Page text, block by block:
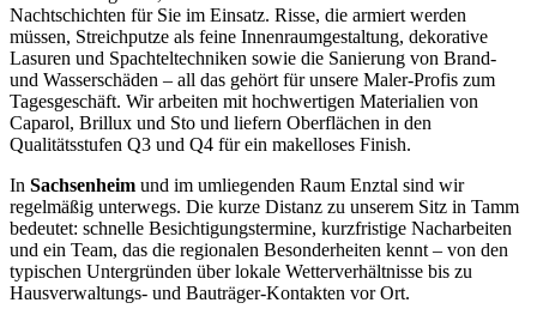
Nachtschichten für Sie im Einsatz. Risse, die armiert werden
müssen, Streichputze als feine Innenraumgestaltung, dekorative
Lasuren und Spachteltechniken sowie die Sanierung von Brand-
und Wasserschäden – all das gehört für unsere Maler-Profis zum
Tagesgeschäft. Wir arbeiten mit hochwertigen Materialien von
Caparol, Brillux und Sto und liefern Oberflächen in den
Qualitätsstufen Q3 und Q4 für ein makelloses Finish.
In Sachsenheim und im umliegenden Raum Enztal sind wir
regelmäßig unterwegs. Die kurze Distanz zu unserem Sitz in Tamm
bedeutet: schnelle Besichtigungstermine, kurzfristige Nacharbeiten
und ein Team, das die regionalen Besonderheiten kennt – von den
typischen Untergründen über lokale Wetterverhältnisse bis zu
Hausverwaltungs- und Bauträger-Kontakten vor Ort.